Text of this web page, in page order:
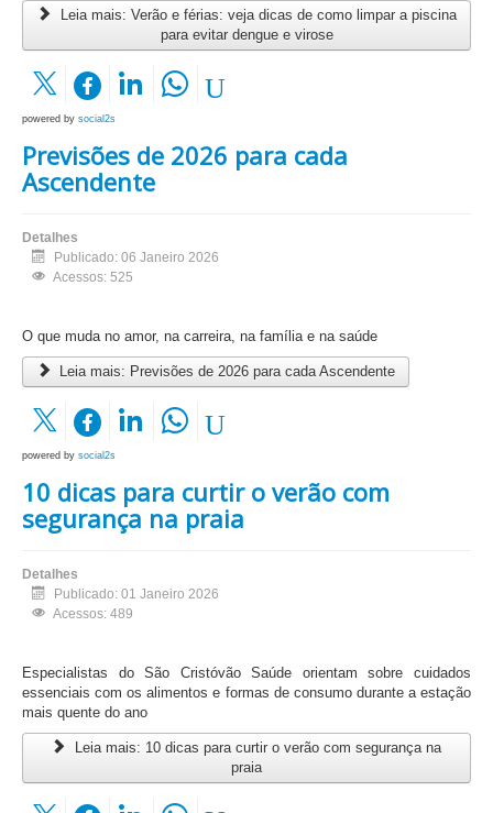
Leia mais: Verão e férias: veja dicas de como limpar a piscina
para evitar dengue e virose
powered by social2s
Previsões de 2026 para cada
Ascendente
Detalhes
Publicado: 06 Janeiro 2026
Acessos: 525
O que muda no amor, na carreira, na família e na saúde
Leia mais: Previsões de 2026 para cada Ascendente
powered by social2s
10 dicas para curtir o verão com
segurança na praia
Detalhes
Publicado: 01 Janeiro 2026
Acessos: 489
Especialistas do São Cristóvão Saúde orientam sobre cuidados
essenciais com os alimentos e formas de consumo durante a estação
mais quente do ano
Leia mais: 10 dicas para curtir o verão com segurança na
praia